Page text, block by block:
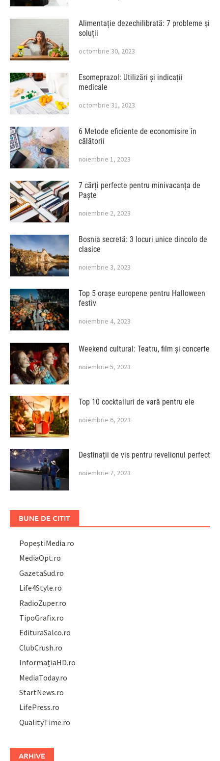
Alimentație dezechilibrată: 7 probleme și
soluții
octombrie 30, 2023
Esomeprazol: Utilizări și indicații
medicale
octombrie 31, 2023
6 Metode eficiente de economisire în
călătorii
noiembrie 1, 2023
7 cărți perfecte pentru minivacanța de
Paște
noiembrie 2, 2023
Bosnia secretă: 3 locuri unice dincolo de
clasice
noiembrie 3, 2023
Top 5 orașe europene pentru Halloween
festiv
noiembrie 4, 2023
Weekend cultural: Teatru, film și concerte
noiembrie 5, 2023
Top 10 cocktailuri de vară pentru ele
noiembrie 6, 2023
Destinații de vis pentru revelionul perfect
noiembrie 7, 2023
BUNE DE CITIT
PopeștiMedia.ro
MediaOpt.ro
GazetaSud.ro
Life4Style.ro
RadioZuper.ro
TipoGrafix.ro
EdituraSalco.ro
ClubCrush.ro
InformațiaHD.ro
MediaToday.ro
StartNews.ro
LifePress.ro
QualityTime.ro
ARHIVE